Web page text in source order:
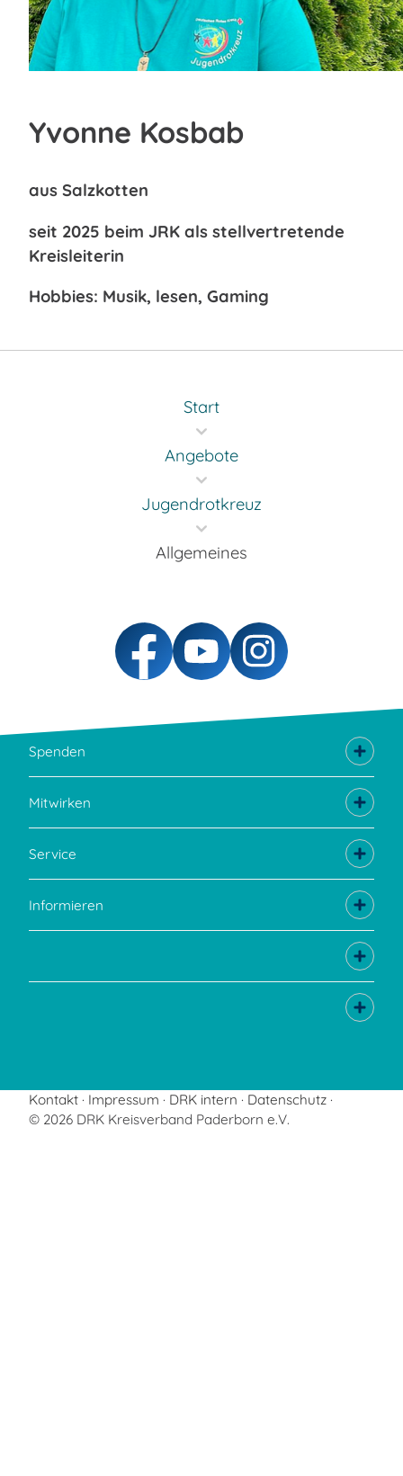
Yvonne Kosbab
aus Salzkotten
seit 2025 beim JRK als stellvertretende
Kreisleiterin
Hobbies: Musik, lesen, Gaming
Start
Angebote
Jugendrotkreuz
Allgemeines
Spenden
Mitwirken
Service
Informieren
Kontakt Impressum DRK intern
Datenschutz
© 2026 DRK Kreisverband Paderborn e.V.